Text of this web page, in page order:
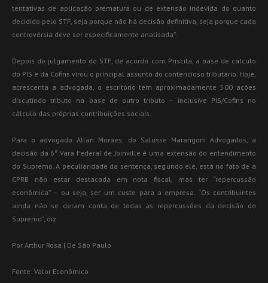
tentativas de aplicação prematura ou de extensão indevida do quanto
decidido pelo STF, seja porque não há decisão definitiva, seja porque cada
controvérsia deve ser especificamente analisada”.
Depois do julgamento do STF, de acordo com Priscila, a base de cálculo
do PIS e da Cofins virou o principal assunto do contencioso tributário. Hoje,
acrescenta a advogada, o escritório tem aproximadamente 500 ações
discutindo tributo na base de outro tributo – inclusive PIS/Cofins no
cálculo das próprias contribuições sociais.
Para o advogado Allan Moraes, do Salusse Marangoni Advogados, a
decisão da 6ª Vara Federal de Joinville é uma extensão do entendimento
do Supremo. A peculiaridade da sentença, segundo ele, está no fato de a
CPRB não estar destacada em nota fiscal, mas ter “repercussão
econômica” – ou seja, ser um custo para a empresa. “Os contribuintes
ainda não se deram conta de todas as repercussões da decisão do
Supremo”, diz
Por Arthur Rosa | De São Paulo
Fonte: Valor Econômico